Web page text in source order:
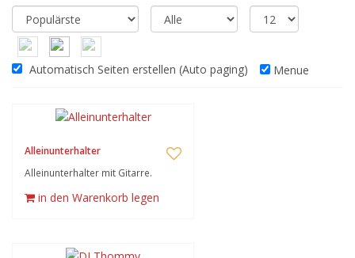
Automatisch Seiten erstellen (Auto paging) Menue
Alleinunterhalter
Alleinunterhalter mit Gitarre.
in den Warenkorb legen